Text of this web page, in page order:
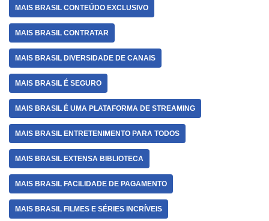
MAIS BRASIL CONTEÚDO EXCLUSIVO
MAIS BRASIL CONTRATAR
MAIS BRASIL DIVERSIDADE DE CANAIS
MAIS BRASIL É SEGURO
MAIS BRASIL É UMA PLATAFORMA DE STREAMING
MAIS BRASIL ENTRETENIMENTO PARA TODOS
MAIS BRASIL EXTENSA BIBLIOTECA
MAIS BRASIL FACILIDADE DE PAGAMENTO
MAIS BRASIL FILMES E SÉRIES INCRÍVEIS